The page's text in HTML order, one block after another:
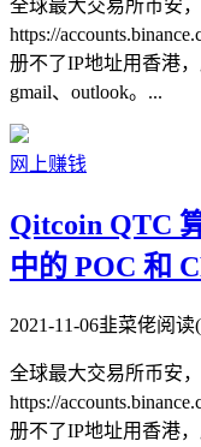
全球最大交易所币安
https://
册不了IP地址用香港
gmail、outlook。...
网上赚钱
Qitcoin QTC
中的 POC 和
2021-11-06韭菜佬阅读
全球最大交易所币安
https://
册不了IP地址用香港